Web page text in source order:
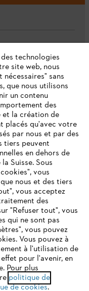
ne prenons plus
notre site ne
une utilisation
de passer à
technologies
site web, nous
sans
que nous utilisons
un contenu
des
la création de
placés qu'avec votre
par nous et par des
tiers peuvent
en dehors de
Suisse. Sous
vous
nous et des tiers
vous acceptez
des
"Refuser tout", vous
qui ne sont pas
vous pouvez
Vous pouvez à
à l'utilisation de
pour l'avenir, en
Pour plus
politique de
de cookies.